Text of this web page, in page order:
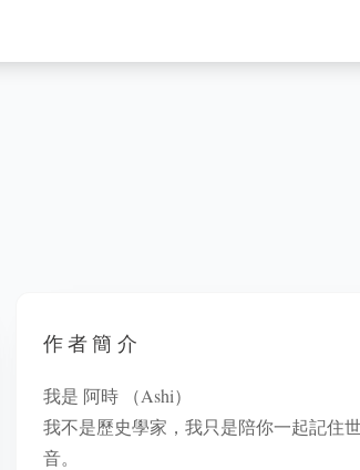
作者簡介
我是 阿時 （Ashi）
我不是歷史學家，我只是陪你一起記住
音。